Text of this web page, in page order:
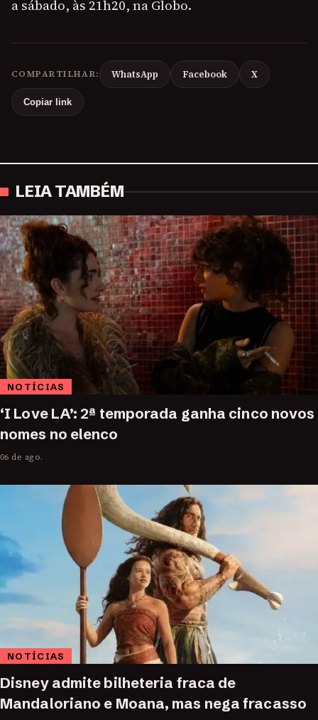
a sábado, às 21h20, na Globo.
COMPARTILHAR: WhatsApp Facebook X
Copiar link
LEIA TAMBÉM
NOTÍCIAS
‘I Love LA’: 2ª temporada ganha cinco novos
nomes no elenco
06 de ago.
NOTÍCIAS
Disney admite bilheteria fraca de
Mandaloriano e Moana, mas nega fracasso